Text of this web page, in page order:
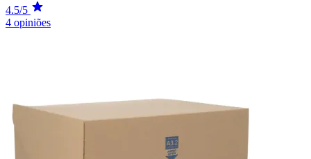
4.5/5
4 opiniões